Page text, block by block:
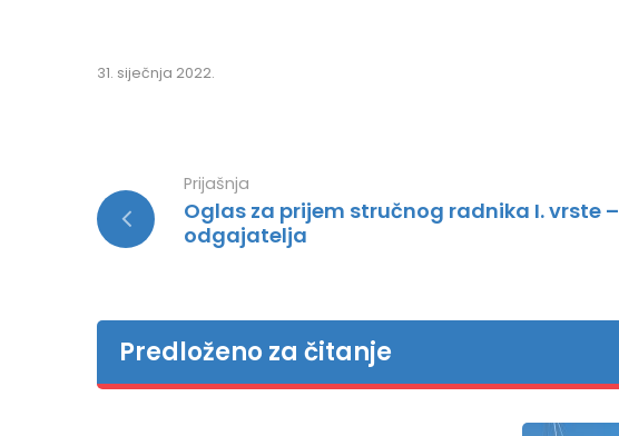
31. siječnja 2022.
Prijašnja
Oglas za prijem stručnog radnika I. vrste –
odgajatelja
Predloženo za čitanje